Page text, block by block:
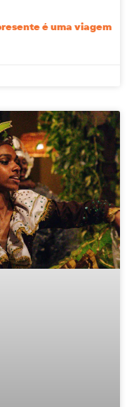
é uma viagem